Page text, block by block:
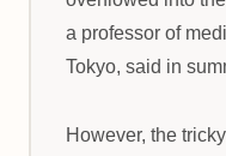
a professor of
Tokyo, said in
However, the